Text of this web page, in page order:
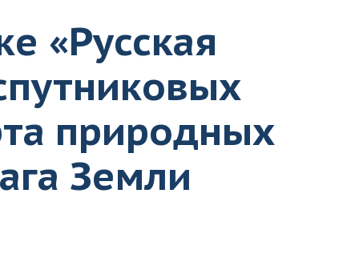
«Русская
природных
Земли